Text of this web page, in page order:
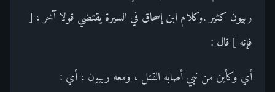
ربيون كثير .وكلام ابن إسحاق في السيرة يقتضي قولا آخر ، [
فإنه ] قال :
أي وكأين من نبي أصابه القتل ، ومعه ربيون ، أي :